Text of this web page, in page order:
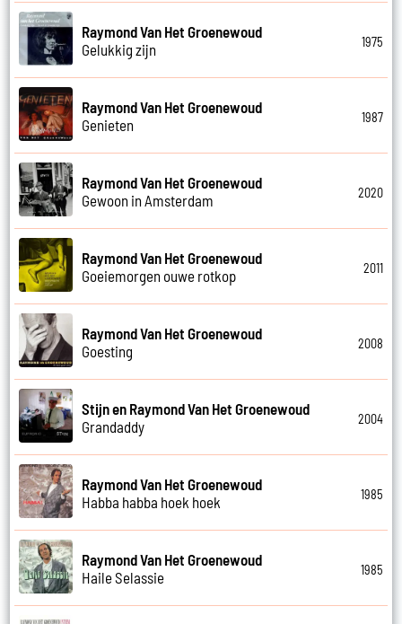
Raymond Van Het Groenewoud
Gelukkig zijn
1975
Raymond Van Het Groenewoud
Genieten
1987
Raymond Van Het Groenewoud
Gewoon in Amsterdam
2020
Raymond Van Het Groenewoud
Goeiemorgen ouwe rotkop
2011
Raymond Van Het Groenewoud
Goesting
2008
Stijn en Raymond Van Het Groenewoud
Grandaddy
2004
Raymond Van Het Groenewoud
Habba habba hoek hoek
1985
Raymond Van Het Groenewoud
Haile Selassie
1985